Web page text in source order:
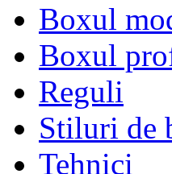
Boxul
Boxul
Reguli
Stiluri de
Tehnici